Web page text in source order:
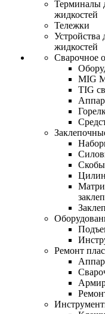
Терминалы
жидкостей
Тележки
Устройства
жидкостей
Сварочное
MIG
TIG
Скобы
Ремонт